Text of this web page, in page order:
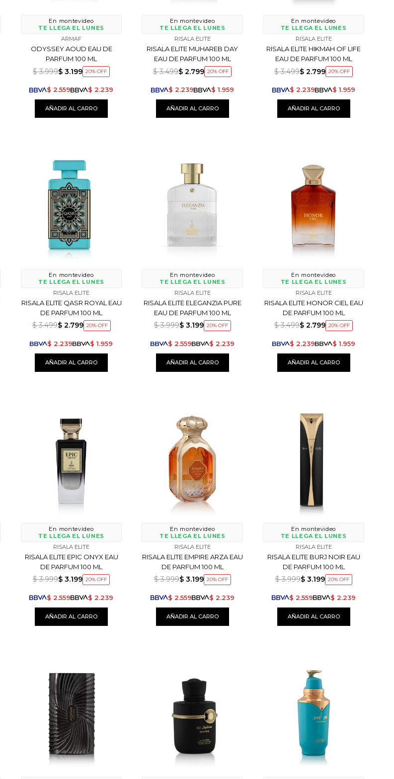
En montevideo
TE LLEGA EL LUNES
ARMAF
ODYSSEY AOUD EAU DE
PARFUM 100 ML
$ 3.199
$ 3.999 20
$ 2.239
$ 2.559
En montevideo
TE LLEGA EL LUNES
RISALA ELITE
RISALA ELITE MUHAREB DAY
EAU DE PARFUM 100 ML
$ 2.799
$ 3.499 20
$ 1.959
$ 2.239
En montevideo
TE LLEGA EL LUNES
RISALA ELITE
RISALA ELITE HIKMAH OF LIFE
EAU DE PARFUM 100 ML
$ 2.799
$ 3.499 20
$ 1.959
$ 2.239
En montevideo
TE LLEGA EL LUNES
RISALA ELITE
RISALA ELITE QASR ROYAL EAU
DE PARFUM 100 ML
$ 2.799
$ 3.499 20
$ 1.959
$ 2.239
En montevideo
TE LLEGA EL LUNES
RISALA ELITE
RISALA ELITE ELEGANZIA PURE
EAU DE PARFUM 100 ML
$ 3.199
$ 3.999 20
$ 2.239
$ 2.559
En montevideo
TE LLEGA EL LUNES
RISALA ELITE
RISALA ELITE HONOR CIEL EAU
DE PARFUM 100 ML
$ 2.799
$ 3.499 20
$ 1.959
$ 2.239
En montevideo
TE LLEGA EL LUNES
RISALA ELITE
RISALA ELITE EPIC ONYX EAU
DE PARFUM 100 ML
$ 3.199
$ 3.999 20
$ 2.239
$ 2.559
En montevideo
TE LLEGA EL LUNES
RISALA ELITE
RISALA ELITE EMPIRE ARZA EAU
DE PARFUM 100 ML
$ 3.199
$ 3.999 20
$ 2.239
$ 2.559
En montevideo
TE LLEGA EL LUNES
RISALA ELITE
RISALA ELITE BURJ NOIR EAU
DE PARFUM 100 ML
$ 3.199
$ 3.999 20
$ 2.239
$ 2.559